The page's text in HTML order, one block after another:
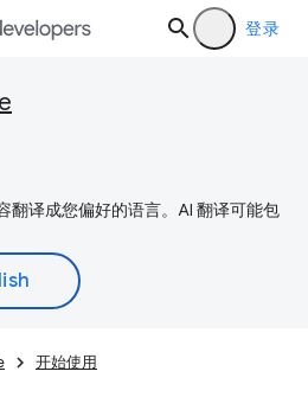
登录
翻译成您偏好的语言。AI 翻译可能包
开始使用